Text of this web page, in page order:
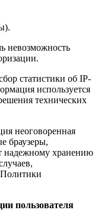
невозможность
статистики об IP-
используется
технических
неоговоренная
браузеры,
надежному хранению
пользователя